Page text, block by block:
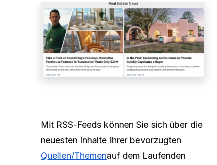
Mit RSS-Feeds können Sie sich über die
neuesten Inhalte Ihrer bevorzugten
Quellen/Themenauf dem Laufenden